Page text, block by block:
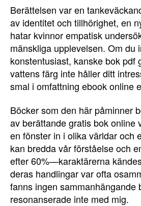
Berättelsen var en
av identitet och tillhörighet, en
hatar kvinnor empatisk
mänskliga upplevelsen. Om du
konstentusiast, kanske bok pdf
vattens färg inte håller ditt
smal i omfattning ebook online
Böcker som den här påminner
av berättande gratis bok online
en fönster in i olika världar och
kan bredda vår förståelse och
efter 60%—karaktärerna
deras handlingar var ofta
fanns ingen sammanhängande
resonanserade inte med mig.